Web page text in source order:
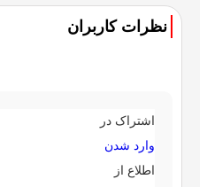
نظرات کاربران
اشتراک در
وارد شدن
اطلاع از